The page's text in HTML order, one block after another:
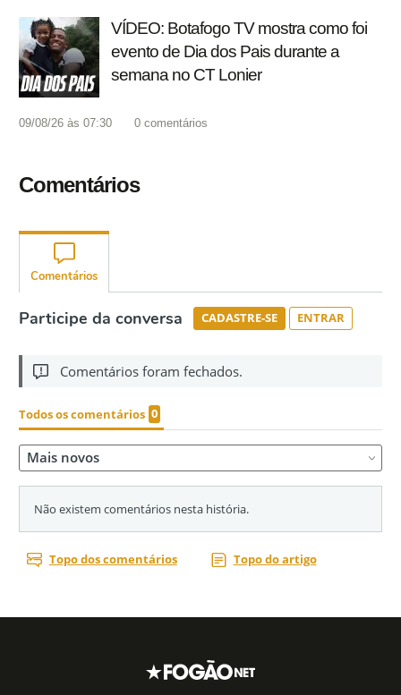
VÍDEO: Botafogo TV mostra como foi
evento de Dia dos Pais durante a
semana no CT Lonier
09/08/26 às 07:30 0 comentários
Comentários